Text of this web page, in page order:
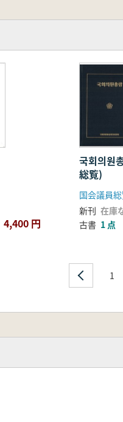
4,400 円
국회의원
総覧)
国会議員
新刊 在庫
古書 1 点
1